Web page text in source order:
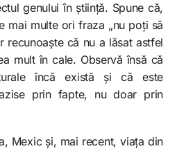
genului în știință. Spune că,
mai multe ori fraza „nu poți să
recunoaște că nu a lăsat astfel
mult în cale. Observă însă că
încă există și că este
prin fapte, nu doar prin
Mexic și, mai recent, viața din